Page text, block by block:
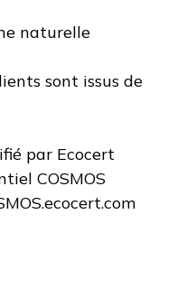
naturelle
sont issus de
par Ecocert
COSMOS